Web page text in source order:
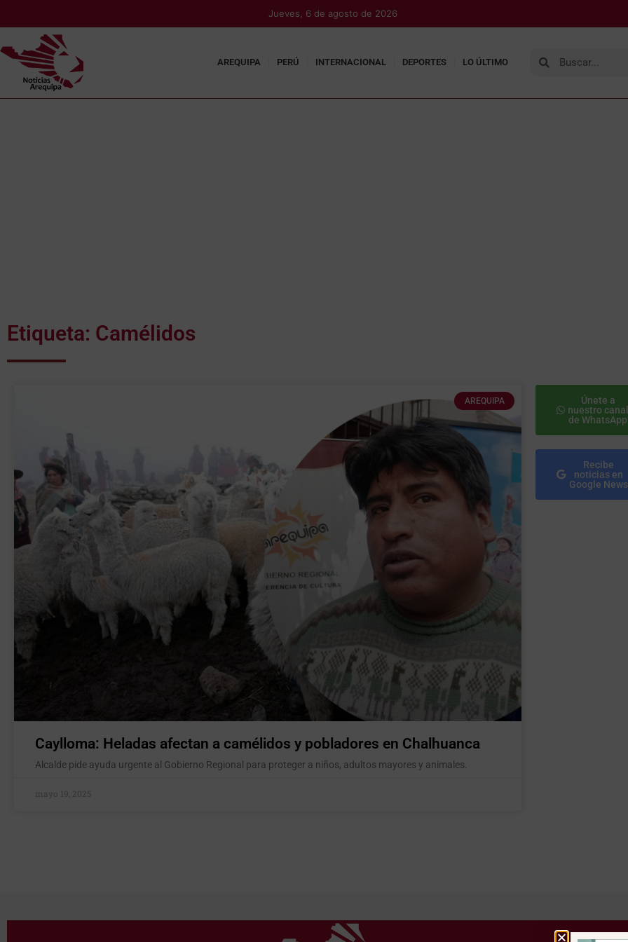
Jueves, 6 de agosto de 2026
AREQUIPA PERÚ INTERNACIONAL DEPORTES LO ÚLTIMO
Etiqueta: Camélidos
AREQUIPA
Caylloma: Heladas afectan a camélidos y pobladores en Chalhuanca
Alcalde pide ayuda urgente al Gobierno Regional para proteger a niños, adultos mayores y animales.
mayo 19, 2025
Únete a
nuestro canal
de WhatsApp
Recibe
noticias en
Google News